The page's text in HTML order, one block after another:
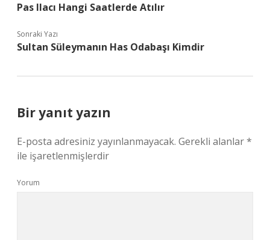
Pas Ilacı Hangi Saatlerde Atılır
Sonraki Yazı
Sultan Süleymanın Has Odabaşı Kimdir
Bir yanıt yazın
E-posta adresiniz yayınlanmayacak. Gerekli alanlar*
ile işaretlenmişlerdir
Yorum